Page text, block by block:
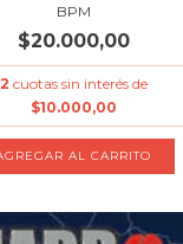
BPM
$20.000,00
2 cuotas sin interés de
$10.000,00